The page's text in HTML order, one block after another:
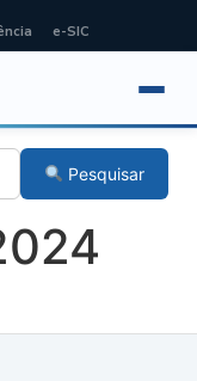
e-SIC
Pesquisar